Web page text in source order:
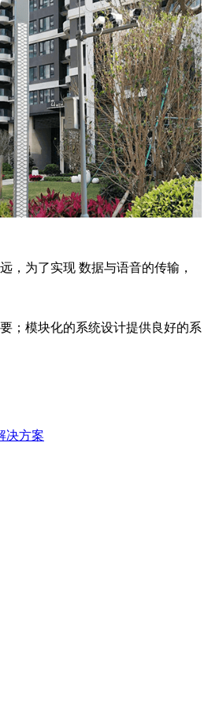
，为了实现 数据与语音的传输，
；模块化的系统设计提供良好的系
决方案